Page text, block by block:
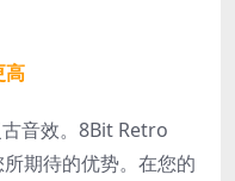
高
音效。8Bit Retro
期待的优势。在您的